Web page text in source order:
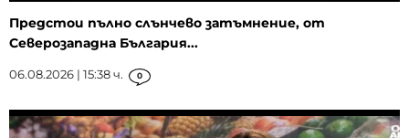
Предстои пълно слънчево затъмнение, от
Северозападна България...
06.08.2026 | 15:38 ч. 0